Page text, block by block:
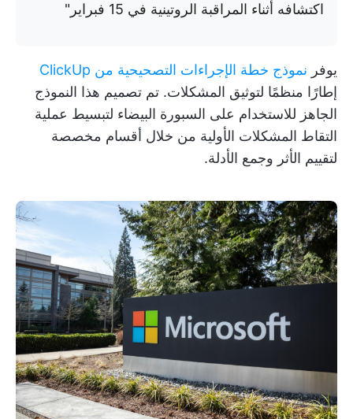
اكتشافه أثناء المراقبة الروتينية في 15 فبراير"
يوفر نموذج خطة الإجراءات التصحيحية من ClickUp
إطارًا منظمًا لتوثيق المشكلات. تم تصميم هذا النموذج
الجاهز للاستخدام على السبورة البيضاء لتبسيط عملية
التقاط المشكلات الأولية من خلال أقسام مخصصة
لتقييم الأثر وجمع الأدلة.